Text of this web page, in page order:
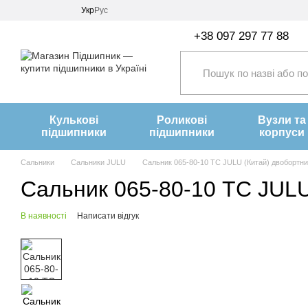
Перейти до основного контенту
УкрРус
+38 097 297 77 88
Кулькові
підшипники
Роликові
підшипники
Вузли та
корпуси
Сальники Сальники JULU Сальник 065-80-10 TC JULU (Китай)
Сальник 065-80-10 TC
В наявності Написати відгук